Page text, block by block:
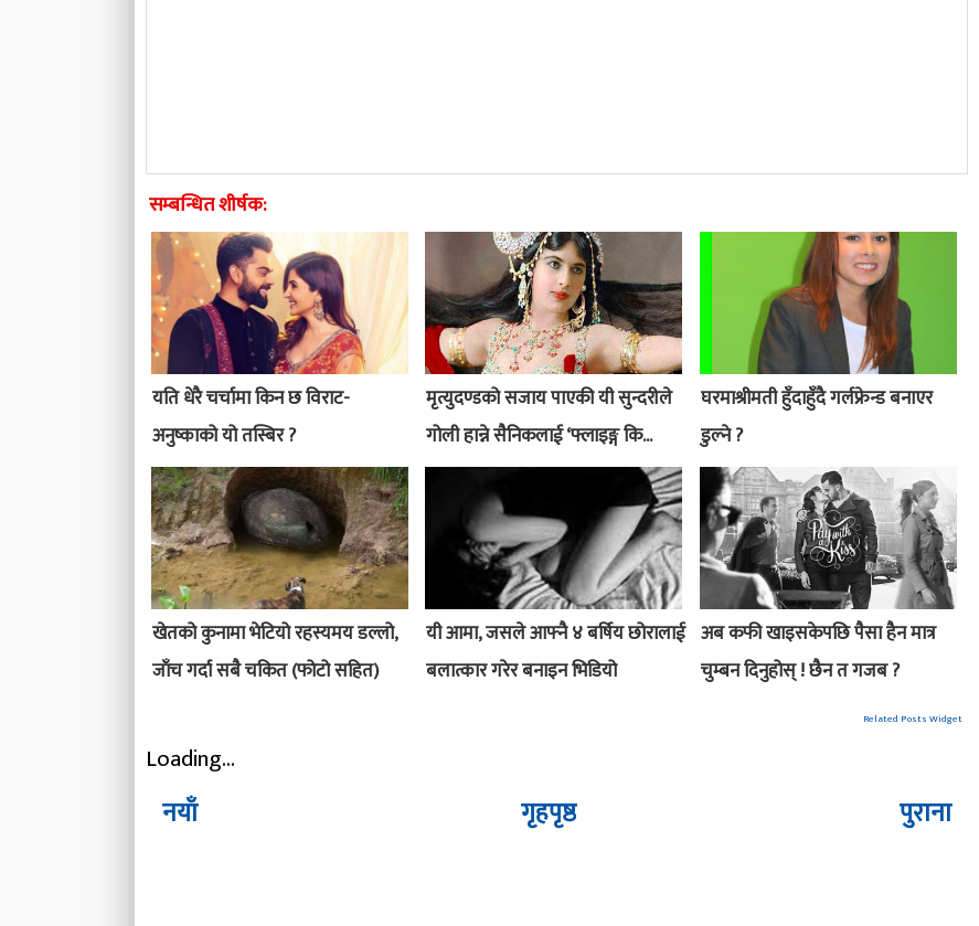
सम्बन्धित शीर्षक:
यति धेरै चर्चामा किन छ विराट-
अनुष्काको यो तस्बिर ?
मृत्युदण्डको सजाय पाएकी यी सुन्दरीले
गोली हान्ने सैनिकलाई ‘फ्लाइङ्ग कि...
घरमाश्रीमती हुँदाहुँदै गर्लफ्रेन्ड बनाएर
डुल्ने ?
खेतको कुनामा भेटियो रहस्यमय डल्लो,
जाँच गर्दा सबै चकित (फोटो सहित)
यी आमा, जसले आफ्नै ४ बर्षिय छोरालाई
बलात्कार गरेर बनाइन भिडियो
अब कफी खाइसकेपछि पैसा हैन मात्र
चुम्बन दिनुहोस् ! छैन त गजब ?
Related Posts Widget
Loading...
नयाँ पुराना
गृहपृष्ठ